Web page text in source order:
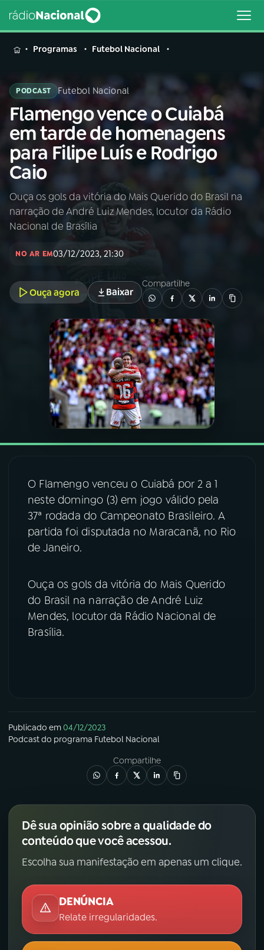
MENU
Buscar
na
Rádio
Nacional
Buscar
01INÍCIO
02A RÁDIO
03PROGRAMAÇÃO
PROGRAMAS
PODCASTS
VIDEOCASTS
07ÚLTIMAS
08FESTIVAL DE MÚSICA
YouTube
Instagram X
TikTok
Programas Futebol Nacional
PODCAST Futebol Nacional
Flamengo vence o Cuiabá
em tarde de homenagens
para Filipe Luís e Rodrigo
Caio
Ouça os gols da vitória do Mais Querido do Brasil na
narração de André Luiz Mendes, locutor da Rádio
Nacional de Brasília
NO AR EM03/12/2023, 21:30
Ouça agora Baixar
Compartilhe
O Flamengo venceu o Cuiabá por 2 a 1
neste domingo (3) em jogo válido pela
37ª rodada do Campeonato Brasileiro. A
partida foi disputada no Maracanã, no Rio
de Janeiro.
Ouça os gols da vitória do Mais Querido
do Brasil na narração de André Luiz
Mendes, locutor da Rádio Nacional de
Brasília.
Publicado em04/12/2023
Podcastdo programa Futebol Nacional
Compartilhe
Dê sua opinião sobre a qualidade do
conteúdo que você acessou.
Escolha sua manifestação em apenas um clique.
DENÚNCIA
Relate irregularidades.